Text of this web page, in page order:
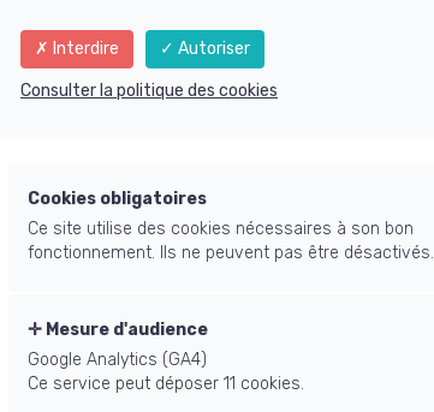
Interdire Autoriser
Consulter la politique des cookies
Cookies obligatoires
Ce site utilise des cookies nécessaires à son bon
fonctionnement. Ils ne peuvent pas être désactivés.
Mesure d'audience
Google Analytics (GA4)
Ce service peut déposer 11 cookies.